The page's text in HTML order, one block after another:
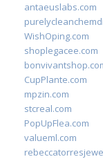
antaeuslabs.com
WishOping.com
shoplegacee.com
CupPlante.com
mpzin.com
stcreal.com
PopUpFlea.com
valueml.com